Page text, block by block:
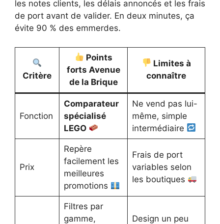
les notes clients, les délais annoncés et les frais
de port avant de valider. En deux minutes, ça
évite 90 % des emmerdes.
Critère
Points
forts Avenue
de la Brique
Limites à
connaître
Fonction
Comparateur
spécialisé
LEGO
Ne vend pas lui-
même, simple
intermédiaire
Prix
Repère
facilement les
meilleures
promotions
Frais de port
variables selon
les boutiques
Filtres par
gamme,
Design un peu